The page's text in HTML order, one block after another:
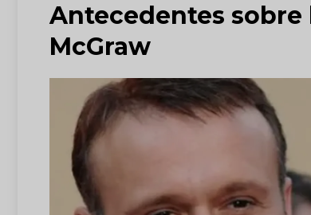
Antecedentes
McGraw